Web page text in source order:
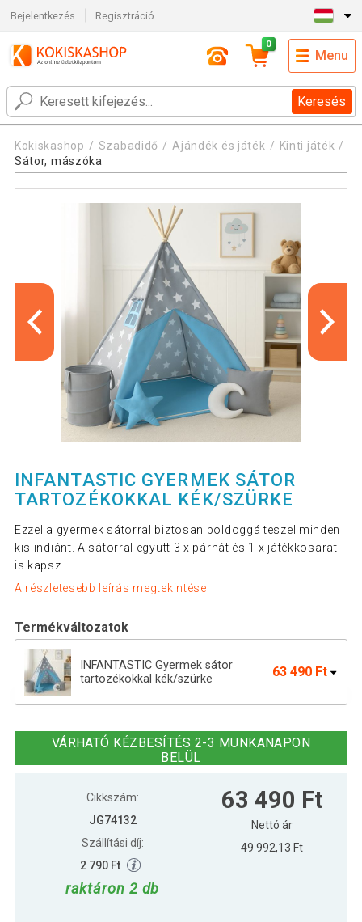
Bejelentkezés Regisztráció
Keresés
0
Menu
Kokiskashop Szabadidő Ajándék és játék
Kinti játék
Sátor, mászóka
INFANTASTIC GYERMEK SÁTOR
TARTOZÉKOKKAL KÉK/SZÜRKE
Ezzel a gyermek sátorral biztosan boldoggá teszel minden
kis indiánt. A sátorral együtt 3 x párnát és 1 x játékkosarat
is kapsz.
A részletesebb leírás megtekintése
Termékváltozatok
INFANTASTIC Gyermek sátor
tartozékokkal kék/szürke
63 490 Ft
tartozékokkal rózsaszín/bézs
VÁRHATÓ KÉZBESÍTÉS 2-3 MUNKANAPON
BELÜL
Cikkszám:
JG74132
Szállítási díj:
2 790 Ft
raktáron 2 db
63 490 Ft
Nettó ár
49 992,13 Ft